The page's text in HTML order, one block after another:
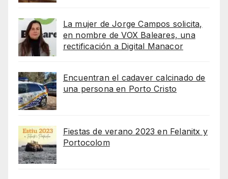
La mujer de Jorge Campos solicita,
en nombre de VOX Baleares, una
rectificación a Digital Manacor
Encuentran el cadaver calcinado de
una persona en Porto Cristo
Fiestas de verano 2023 en Felanitx y
Portocolom